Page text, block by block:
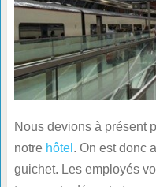
Nous devions à présent
notre hôtel . On est donc
guichet. Les employés